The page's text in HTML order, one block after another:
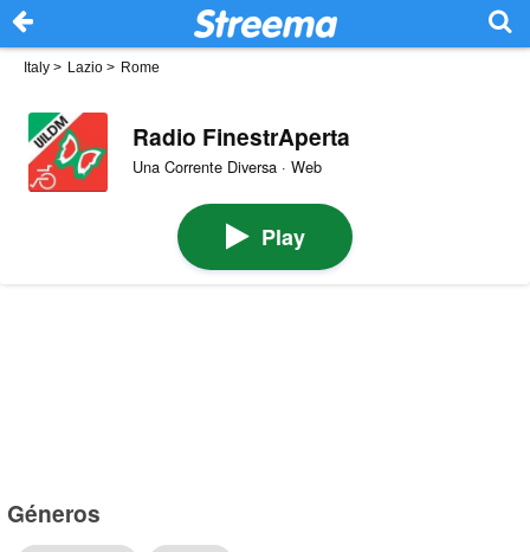
Italy > Lazio > Rome
Radio FinestrAperta
Una Corrente Diversa · Web
Play
Géneros